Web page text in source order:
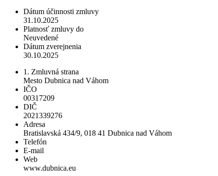
Dátum účinnosti zmluvy
31.10.2025
Platnosť zmluvy do
Neuvedené
Dátum zverejnenia
30.10.2025
1. Zmluvná strana
Mesto Dubnica nad Váhom
IČO
00317209
DIČ
2021339276
Adresa
Bratislavská 434/9, 018 41 Dubnica nad Váhom
Telefón
E-mail
Web
www.dubnica.eu